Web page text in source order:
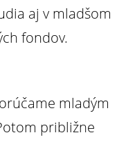
aj v mladšom
fondov.
mladým
približne